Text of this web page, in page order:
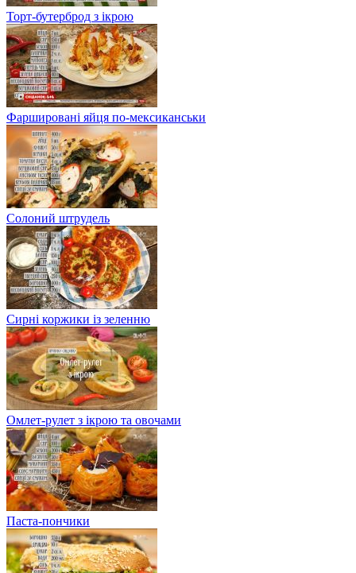
Торт-бутерброд з ікрою
Фаршировані яйця по-мексиканськи
Солоний штрудель
Сирні коржики із зеленню
Омлет-рулет з ікрою та овочами
Паста-пончики